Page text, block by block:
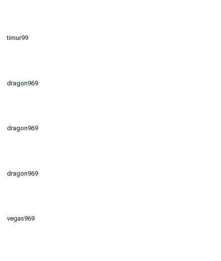
timur99
dragon969
dragon969
dragon969
vegas969